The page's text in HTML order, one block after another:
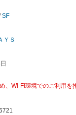
SF
ＹＳ
Wi-Fi環境でのご利用を